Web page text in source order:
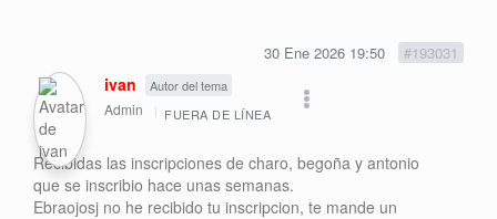
30 Ene 2026 19:50 #193031
ivan Autor del tema
Admin FUERA DE LÍNEA
Recibidas las inscripciones de charo, begoña y antonio
que se inscribio hace unas semanas.
Ebraojosj no he recibido tu inscripcion, te mande un